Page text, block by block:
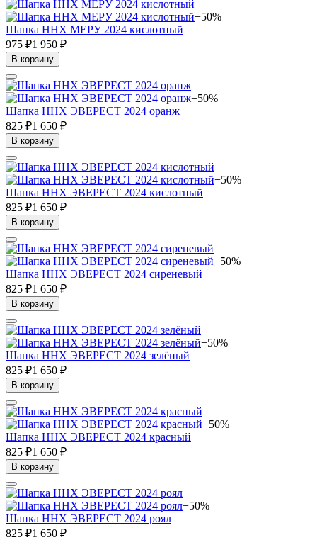
−50%
Шапка ННХ МЕРУ 2024 кислотный
975 ₽1 950 ₽
В корзину
−50%
Шапка ННХ ЭВЕРЕСТ 2024 оранж
825 ₽1 650 ₽
В корзину
−50%
Шапка ННХ ЭВЕРЕСТ 2024 кислотный
825 ₽1 650 ₽
В корзину
−50%
Шапка ННХ ЭВЕРЕСТ 2024 сиреневый
825 ₽1 650 ₽
В корзину
−50%
Шапка ННХ ЭВЕРЕСТ 2024 зелёный
825 ₽1 650 ₽
В корзину
−50%
Шапка ННХ ЭВЕРЕСТ 2024 красный
825 ₽1 650 ₽
В корзину
−50%
Шапка ННХ ЭВЕРЕСТ 2024 роял
825 ₽1 650 ₽